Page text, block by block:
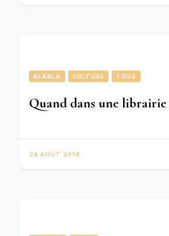
BLABLA CULTURE TOUS
Quand dans une librairie
24 AOÛT 2018